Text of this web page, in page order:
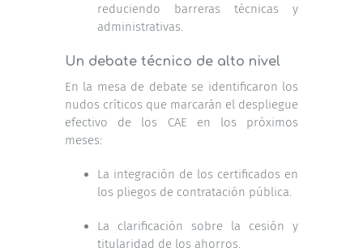
reduciendo barreras técnicas y
administrativas.
Un debate técnico de alto nivel
En la mesa de debate se identificaron los
nudos críticos que marcarán el despliegue
efectivo de los CAE en los próximos
meses:
La integración de los certificados en
los pliegos de contratación pública.
La clarificación sobre la cesión y
titularidad de los ahorros.